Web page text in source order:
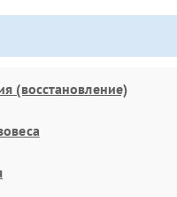
(восстановление)